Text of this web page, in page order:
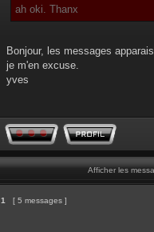
ah oki. Thanx
Bonjour, les messages
je m'en excuse.
yves
Afficher les
1 [ 5 messages ]